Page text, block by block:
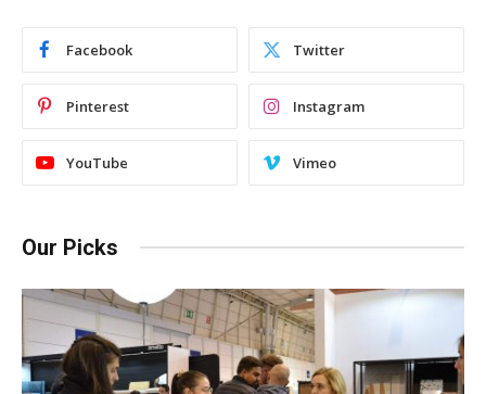
Facebook Twitter
Pinterest Instagram
YouTube Vimeo
Our Picks